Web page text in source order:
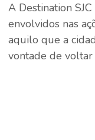
A Destination
envolvidos nas
aquilo que a
vontade de